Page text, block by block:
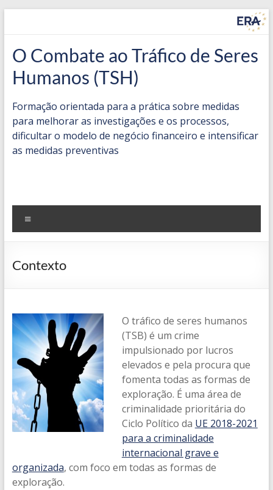
Countering
Trafficking
in
Human
Beings
oriented
training
to
and
prosecutions,
disrupt
the
financial
business
model
and
intensify
O Combate ao Tráfico de Seres
Humanos (TSH)
Formação orientada para a prática sobre medidas
para melhorar as investigações e os processos,
dificultar o modelo de negócio financeiro e intensificar
as medidas preventivas
Contexto
O tráfico de seres humanos
(TSB) é um crime
impulsionado por lucros
elevados e pela procura que
fomenta todas as formas de
exploração. É uma área de
criminalidade prioritária do
Ciclo Político da UE 2018-2021
para a criminalidade
internacional grave e
organizada, com foco em todas as formas de
exploração.